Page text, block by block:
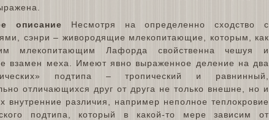
описание Несмотря на определенно сходство с
сэнри – живородящие млекопитающие, которым, как
млекопитающим Лафорда свойственна чешуя и
взамен меха. Имеют явно выраженное деление на два
подтипа – тропический и равнинный,
отличающихся друг от друга не только внешне, но и
внутренние различия, например неполное теплокровие
подтипа, который в какой-то мере зависим от